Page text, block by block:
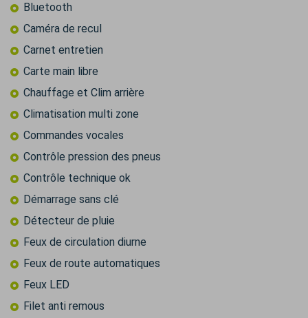
Bluetooth
Caméra de recul
Carnet entretien
Carte main libre
Chauffage et Clim arrière
Climatisation multi zone
Commandes vocales
Contrôle pression des pneus
Contrôle technique ok
Démarrage sans clé
Détecteur de pluie
Feux de circulation diurne
Feux de route automatiques
Feux LED
Filet anti remous